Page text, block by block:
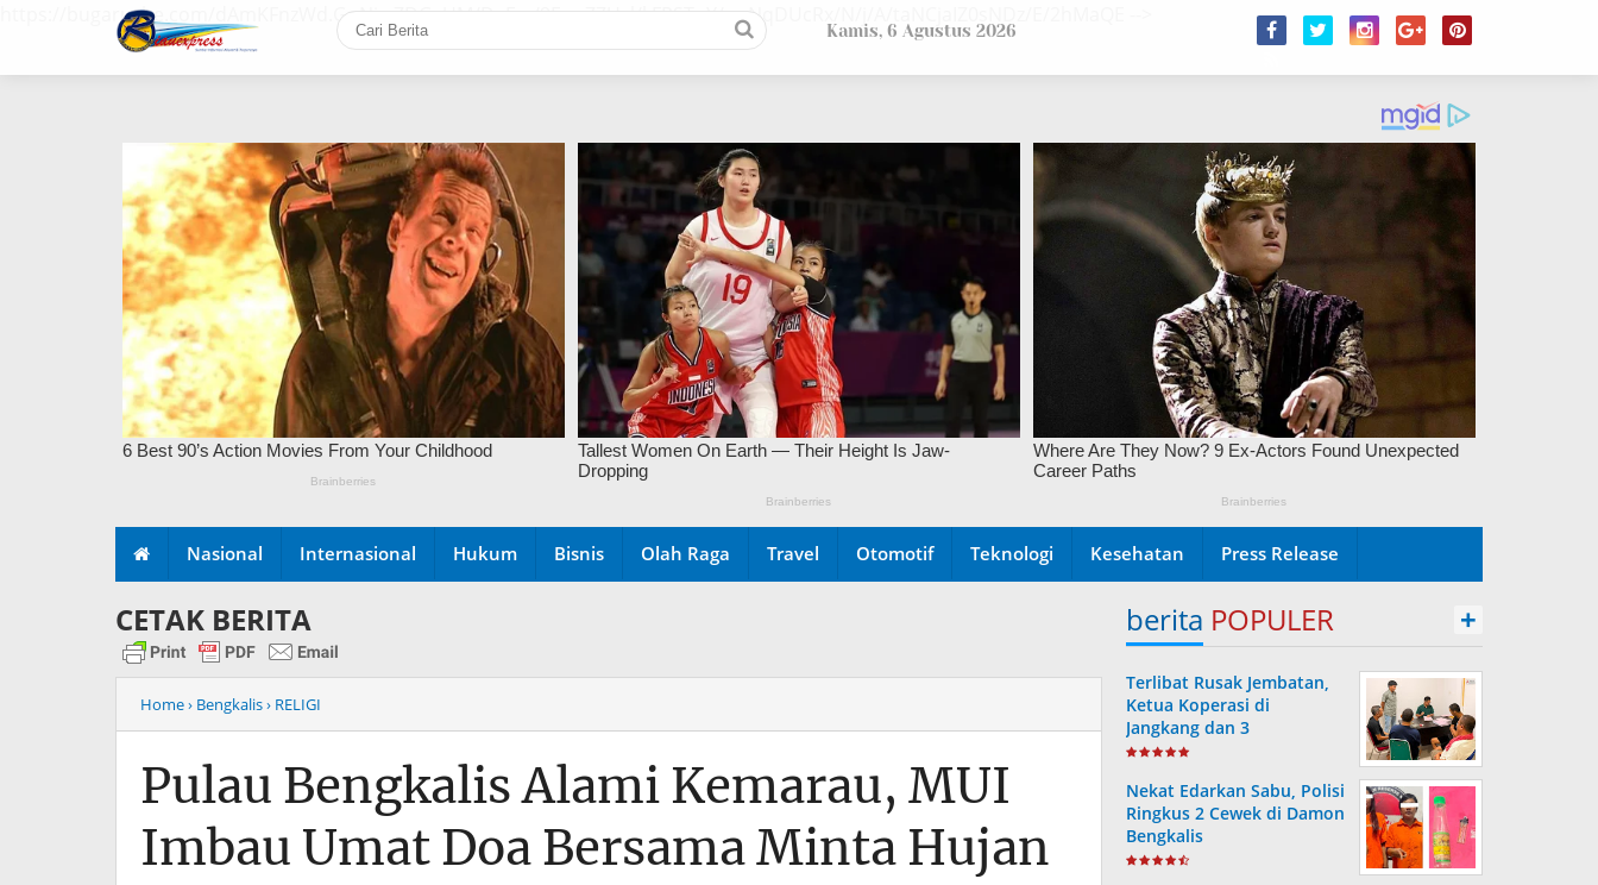
https://bugaruche.com/dAmKFnzWd.GoNiv-ZDGvUM/DeFm/9EupZZUsl/kFPSTuY/ywNqDUcRx/N/j/A/taNCjaIZ0sNDz/E/2hMaQE
Kamis, 6 Agustus 2026
Nasional Internasional Hukum Bisnis Olah Raga Travel Otomotif Teknologi Kesehatan Press Release
CETAK BERITA
Home› Bengkalis› RELIGI
Pulau Bengkalis Alami Kemarau, MUI
Imbau Umat Doa Bersama Minta Hujan
berita POPULER +
Terlibat Rusak Jembatan,
Ketua Koperasi di
Jangkang dan 3
Pengurusnya Resmi Masuk
Nekat Edarkan Sabu, Polisi
Ringkus 2 Cewek di Damon
Bengkalis